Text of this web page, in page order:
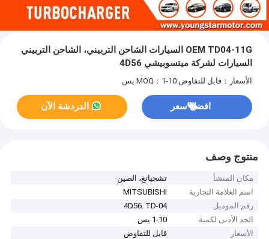
OEM TD04-11G السيارات الشاحن التربيني، الشاحن التربيني
السيارات لشركة ميتسوبيشي 4D56
الأسعار：قابل للتفاوض MOQ：1-10 يس
افضل سعر الدردشة الآن
منتوج وصف
مكان المنشأ
تشجيانغ، الصين
اسم العلامة التجارية
MITSUBISHI
رقم الموديل
4D56. TD-04
الحد الأدنى لكمية
1-10 يس
الأسعار
قابل للتفاوض